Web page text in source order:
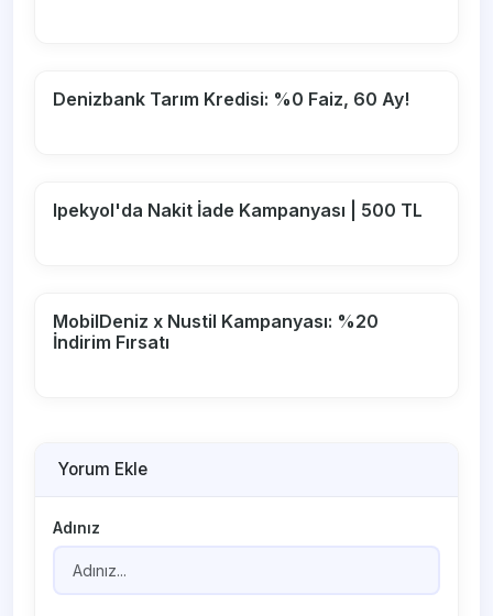
Denizbank Tarım Kredisi: %0 Faiz, 60 Ay!
Ipekyol'da Nakit İade Kampanyası | 500 TL
MobilDeniz x Nustil Kampanyası: %20
İndirim Fırsatı
Yorum Ekle
Adınız